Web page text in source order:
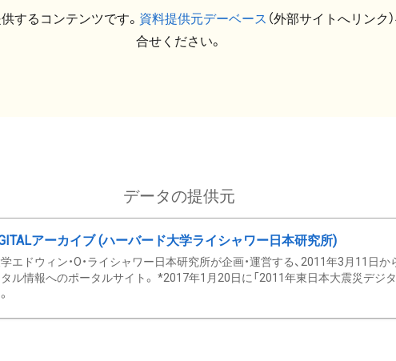
するコンテンツです。 資料提供元デーベース （外部サイトへリンク
合せください。
データの提供元
アーカイブ (ハーバード大学ライシャワー日本研究所)
エドウィン・O・ライシャワー日本研究所が企画・運営する、2011年3月11日か
ル情報へのポータルサイト。 *2017年1月20日に「2011年東日本大震災デジ